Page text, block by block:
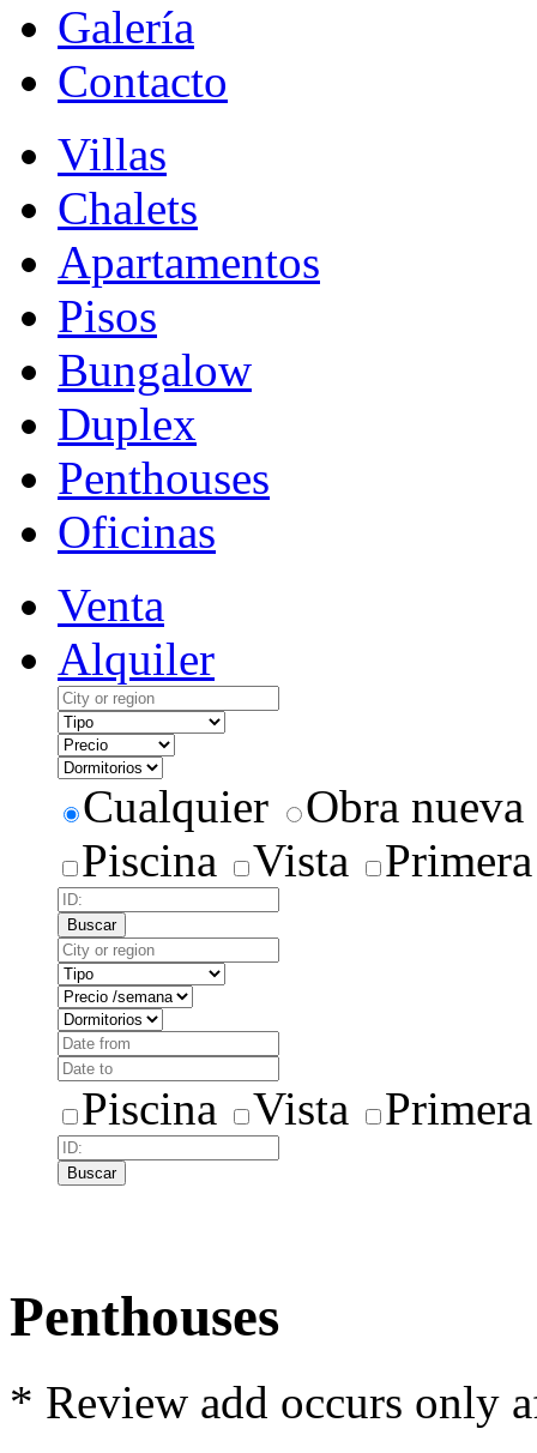
Galería
Contacto
Villas
Chalets
Apartamentos
Pisos
Bungalow
Duplex
Penthouses
Oficinas
Venta
Alquiler
Cualquier
Obra nueva
Piscina
Vista
Buscar
Piscina Vista
Buscar
Penthouses
* Review add occurs only